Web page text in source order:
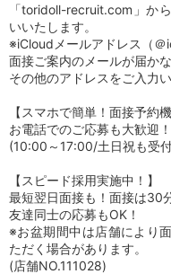
「toridoll-recruit.com」か
いいたします。
※iCloudメールアドレス（
面接ご案内のメールが届か
その他のアドレスをご入力
【スマホで簡単！面接予約
お電話でのご応募も大歓迎！
(10:00～17:00/土日祝も受
【スピード採用実施中！】
最短翌日面接も！面接は30
友達同士の応募もOK！
※お盆期間中は店舗により
ただく場合があります。
(店舗NO.111028)